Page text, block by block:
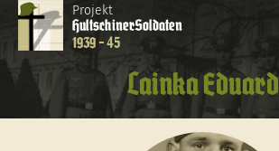
Projekt
HultschinerSoldaten
1939 - 45
Lainka Eduard